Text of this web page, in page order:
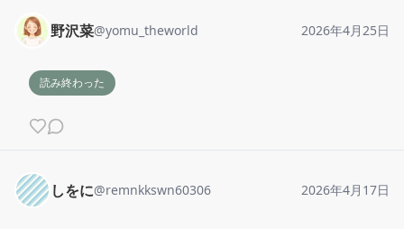
野沢菜@yomu_theworld 2026年4月25日
読み終わった
しをに@remnkkswn60306 2026年4月17日